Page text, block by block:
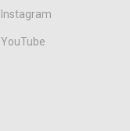
Instagram
YouTube